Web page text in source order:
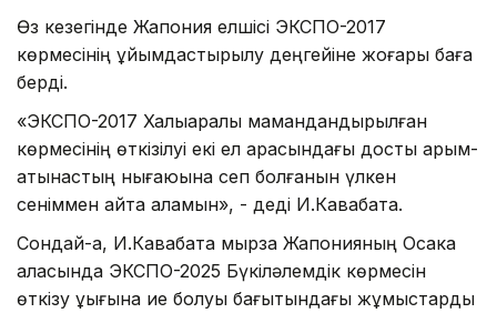
Өз кезегінде Жапония елшісі ЭКСПО-2017
көрмесінің ұйымдастырылу деңгейіне жоғары баға
берді.
«ЭКСПО-2017 Халықаралық мамандандырылған
көрмесінің өткізілуі екі ел арасындағы достық қарым-
қатынастың нығаюына сеп болғанын үлкен
сеніммен айта аламын», - деді И.Кавабата.
Сондай-ақ, И.Кавабата мырза Жапонияның Осака
қаласында ЭКСПО-2025 Бүкіләлемдік көрмесін
өткізу құқығына ие болуы бағытындағы жұмыстарды